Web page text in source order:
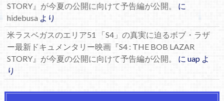
STORY』が今夏の公開に向けて予告編が公開。
に
hidebusaより
米ラスベガスのエリア51 「S4」の真実に迫るボブ・ラザ
ー最新ドキュメンタリー映画『S4 : THE BOB LAZAR
STORY』が今夏の公開に向けて予告編が公開。
に uapよ
り